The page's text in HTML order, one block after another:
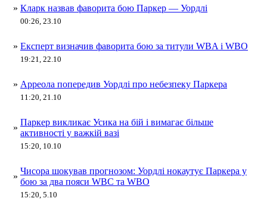
» Кларк назвав фаворита бою Паркер — Уордлі
00:26, 23.10
» Експерт визначив фаворита бою за титули WBA і WBO
19:21, 22.10
» Арреола попередив Уордлі про небезпеку Паркера
11:20, 21.10
»
Паркер викликає Усика на бій і вимагає більше
активності у важкій вазі
15:20, 10.10
»
Чисора шокував прогнозом: Уордлі нокаутує Паркера у
бою за два пояси WBC та WBO
15:20, 5.10